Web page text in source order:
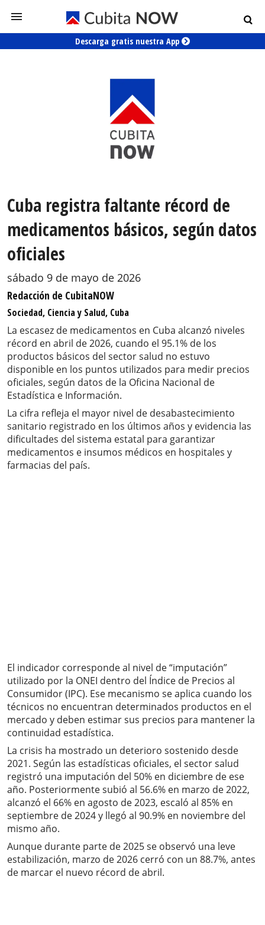
Descarga gratis nuestra App
Cuba registra faltante récord de
medicamentos básicos, según datos
oficiales
sábado 9 de mayo de 2026
Redacción de CubitaNOW
Sociedad, Ciencia y Salud, Cuba
La escasez de medicamentos en Cuba alcanzó niveles
récord en abril de 2026, cuando el 95.1% de los
productos básicos del sector salud no estuvo
disponible en los puntos utilizados para medir precios
oficiales, según datos de la Oficina Nacional de
Estadística e Información.
La cifra refleja el mayor nivel de desabastecimiento
sanitario registrado en los últimos años y evidencia las
dificultades del sistema estatal para garantizar
medicamentos e insumos médicos en hospitales y
farmacias del país.
El indicador corresponde al nivel de “imputación”
utilizado por la ONEI dentro del Índice de Precios al
Consumidor (IPC). Ese mecanismo se aplica cuando los
técnicos no encuentran determinados productos en el
mercado y deben estimar sus precios para mantener la
continuidad estadística.
La crisis ha mostrado un deterioro sostenido desde
2021. Según las estadísticas oficiales, el sector salud
registró una imputación del 50% en diciembre de ese
año. Posteriormente subió al 56.6% en marzo de 2022,
alcanzó el 66% en agosto de 2023, escaló al 85% en
septiembre de 2024 y llegó al 90.9% en noviembre del
mismo año.
Aunque durante parte de 2025 se observó una leve
estabilización, marzo de 2026 cerró con un 88.7%, antes
de marcar el nuevo récord de abril.